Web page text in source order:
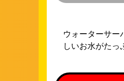
ウォーターサー
しいお水がたっ